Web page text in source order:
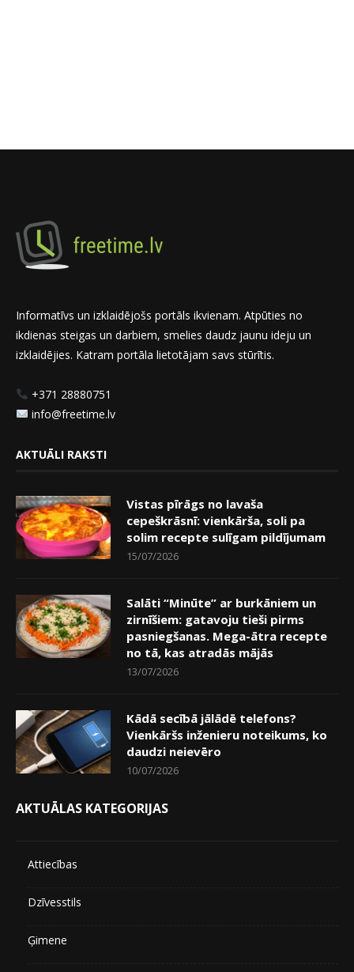
Informatīvs un izklaidējošs portāls ikvienam. Atpūties no
ikdienas steigas un darbiem, smelies daudz jaunu ideju un
izklaidējies. Katram portāla lietotājam savs stūrītis.
+371 28880751
info@freetime.lv
AKTUĀLI RAKSTI
Vistas pīrāgs no lavaša
cepeškrāsnī: vienkārša, soli pa
solim recepte sulīgam pildījumam
15/07/2026
Salāti “Minūte” ar burkāniem un
zirnīšiem: gatavoju tieši pirms
pasniegšanas. Mega-ātra recepte
no tā, kas atradās mājās
13/07/2026
Kādā secībā jālādē telefons?
Vienkāršs inženieru noteikums, ko
daudzi neievēro
10/07/2026
AKTUĀLAS KATEGORIJAS
Attiecības
Dzīvesstils
Ģimene